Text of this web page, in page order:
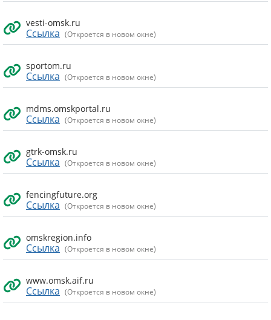
vesti-omsk.ru
Ссылка (Откроется в новом окне)
sportom.ru
Ссылка (Откроется в новом окне)
mdms.omskportal.ru
Ссылка (Откроется в новом окне)
gtrk-omsk.ru
Ссылка (Откроется в новом окне)
fencingfuture.org
Ссылка (Откроется в новом окне)
omskregion.info
Ссылка (Откроется в новом окне)
www.omsk.aif.ru
Ссылка (Откроется в новом окне)